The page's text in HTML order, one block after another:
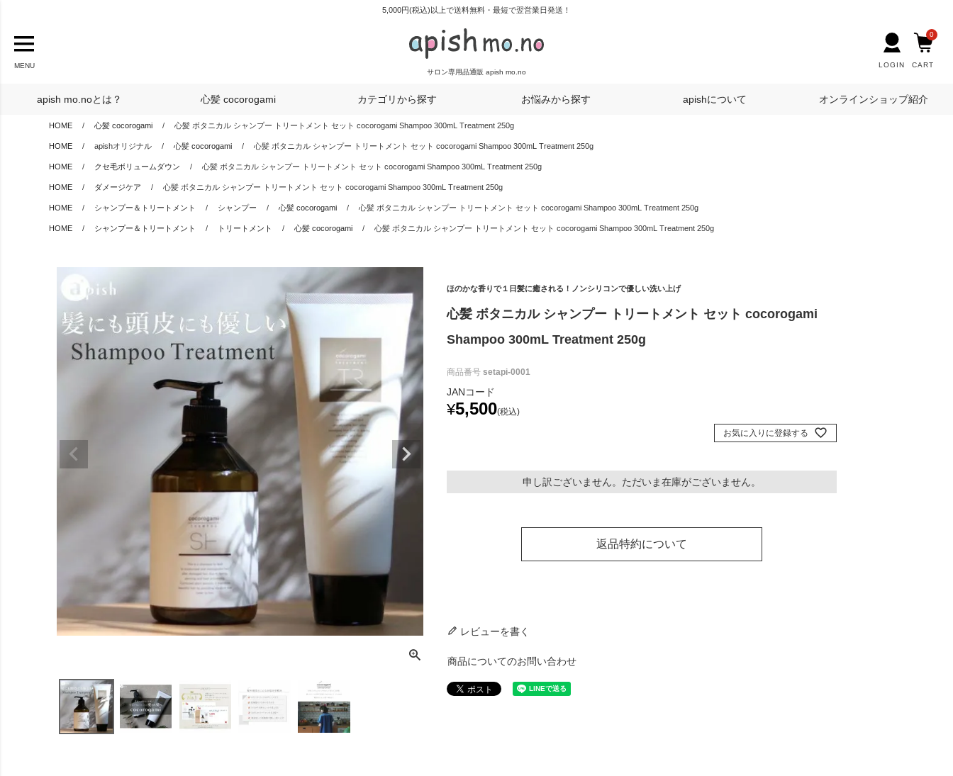
5,000円(税込)以上で送料無料・最短で翌営業日発送！
サロン専用品通販 apish mo.no
MENU LOGIN CART
0
apish mo.noとは？ 心髪 cocorogami カテゴリから探す お悩みから探す apishについて オンラインショップ紹介
HOME 心髪 cocorogami 心髪 ボタニカル シャンプー トリートメント セット cocorogami Shampoo 300mL Treatment 250g
HOME apishオリジナル 心髪 cocorogami 心髪 ボタニカル シャンプー トリートメント セット cocorogami Shampoo 300mL Treatment 250g
HOME クセ毛ボリュームダウン 心髪 ボタニカル シャンプー トリートメント セット cocorogami Shampoo 300mL Treatment 250g
HOME ダメージケア 心髪 ボタニカル シャンプー トリートメント セット cocorogami Shampoo 300mL Treatment 250g
HOME シャンプー＆トリートメント シャンプー 心髪 cocorogami 心髪 ボタニカル シャンプー トリートメント セット cocorogami Shampoo 300mL Treatment 250g
HOME シャンプー＆トリートメント トリートメント 心髪 cocorogami 心髪 ボタニカル シャンプー トリートメント セット cocorogami Shampoo 300mL Treatment 250g
ほのかな香りで１日髪に癒される！ノンシリコンで優しい洗い上げ
心髪 ボタニカル シャンプー トリートメント セット cocorogami
Shampoo 300mL Treatment 250g
商品番号 setapi-0001
JANコード
¥5,500 税込
お気に入りに登録する
申し訳ございません。ただいま在庫がございません。
返品特約について
レビューを書く
商品についてのお問い合わせ